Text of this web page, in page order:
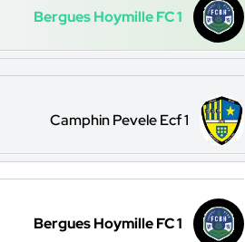
Bergues Hoymille FC 1
Camphin Pevele Ecf 1
Bergues Hoymille FC 1